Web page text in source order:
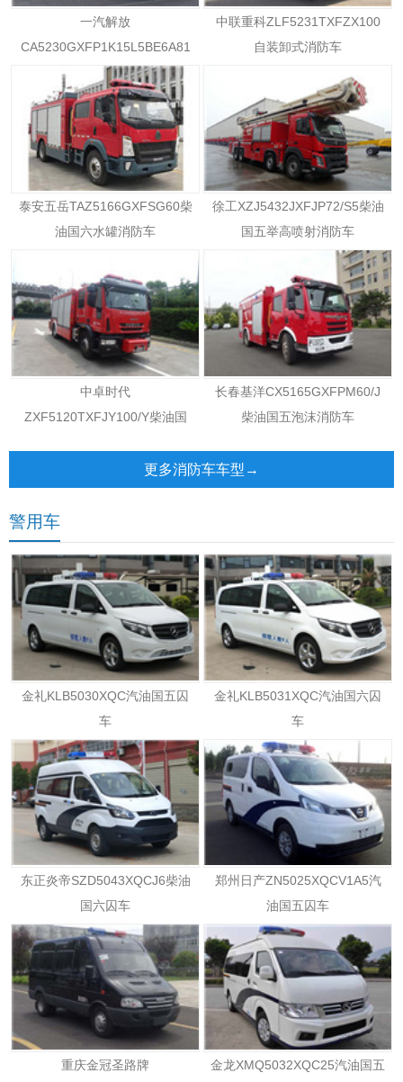
一汽解放
CA5230GXFP1K15L5BE6A81
柴油国六消防车
中联重科ZLF5231TXFZX100
自装卸式消防车
泰安五岳TAZ5166GXFSG60柴
油国六水罐消防车
徐工XZJ5432JXFJP72/S5柴油
国五举高喷射消防车
中卓时代
ZXF5120TXFJY100/Y柴油国
长春基洋CX5165GXFPM60/J
柴油国五泡沫消防车
更多消防车车型→
警用车
金礼KLB5030XQC汽油国五囚
车
金礼KLB5031XQC汽油国六囚
车
东正炎帝SZD5043XQCJ6柴油
国六囚车
郑州日产ZN5025XQCV1A5汽
油国五囚车
重庆金冠圣路牌
金龙XMQ5032XQC25汽油国五